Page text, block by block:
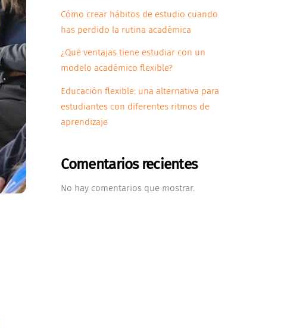
Cómo crear hábitos de estudio cuando
has perdido la rutina académica
¿Qué ventajas tiene estudiar con un
modelo académico flexible?
Educación flexible: una alternativa para
estudiantes con diferentes ritmos de
aprendizaje
Comentarios recientes
No hay comentarios que mostrar.